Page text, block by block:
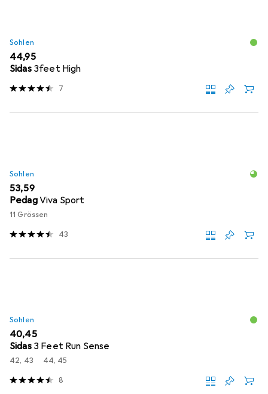
Sohlen
EUR
44,95
Sidas 3feet High
7
Sohlen
EUR
53,59
PedagViva Sport
11 Grössen
43
Sohlen
EUR
40,45
Sidas 3 Feet Run Sense
42, 43 44, 45
8